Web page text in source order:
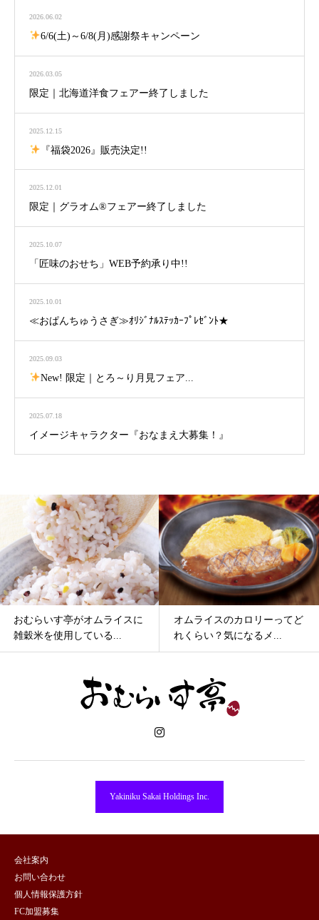
2026.06.02
6/6(土)～6/8(月)感謝祭キャンペーン
2026.03.05
限定｜北海道洋食フェアー終了しました
2025.12.15
『福袋2026』販売決定!!
2025.12.01
限定｜グラオム®フェアー終了しました
2025.10.07
「匠味のおせち」WEB予約承り中!!
2025.10.01
≪おぱんちゅうさぎ≫ｵﾘｼﾞﾅﾙｽﾃｯｶｰﾌﾟﾚｾﾞﾝﾄ★
2025.09.03
New! 限定｜とろ～り月見フェア...
2025.07.18
イメージキャラクター『おなまえ大募集！』
おむらいす亭がオムライスに
雑穀米を使用している...
オムライスのカロリーってど
れくらい？気になるメ...
Yakiniku Sakai Holdings Inc.
会社案内
お問い合わせ
個人情報保護方針
FC加盟募集